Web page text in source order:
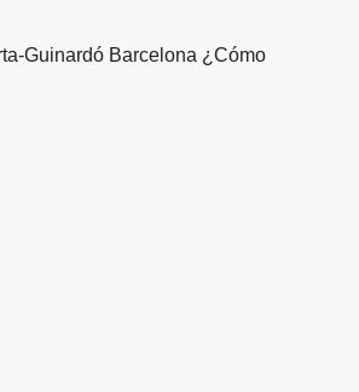
Guinardó Barcelona ¿Cómo